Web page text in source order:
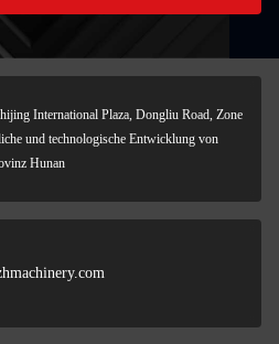
International Plaza, Dongliu Road, Zone
und technologische Entwicklung von
Hunan